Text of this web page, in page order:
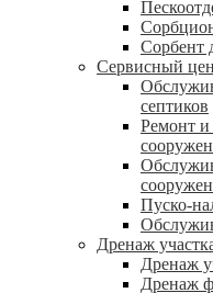
Сорбент
Сервисный
септиков
Ремонт и
Пуско-
Дренаж
Дренаж
Дренаж